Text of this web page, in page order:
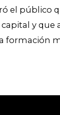
el público
y que
formación